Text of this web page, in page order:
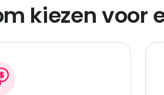
kiezen voor